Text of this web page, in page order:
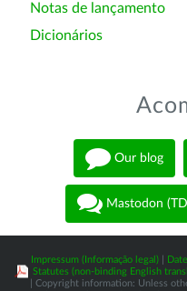
Notas de lançamento
Dicionários
Our blog
Mastodon
Impressum (Informação legal)
Statutes (non-binding English
| Copyright information: Unless